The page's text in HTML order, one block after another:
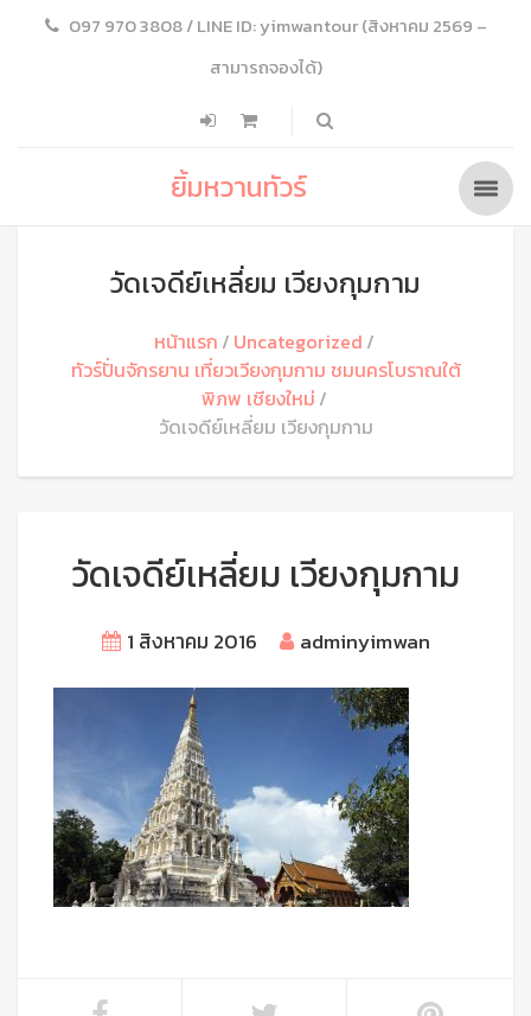
097 970 3808 / LINE ID: yimwantour (สิงหาคม 2569 –
สามารถจองได้)
ยิ้มหวานทัวร์
วัดเจดีย์เหลี่ยม เวียงกุมกาม
หน้าแรก
Uncategorized
ทัวร์ปั่นจักรยาน เที่ยวเวียงกุมกาม ชมนครโบราณใต้
พิภพ เชียงใหม่
วัดเจดีย์เหลี่ยม เวียงกุมกาม
วัดเจดีย์เหลี่ยม เวียงกุมกาม
1 สิงหาคม 2016 adminyimwan